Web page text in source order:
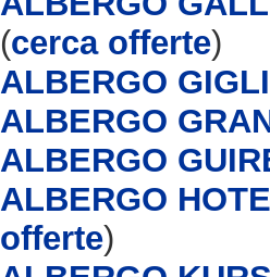
(cerca offerte)
ALBERGO
ALBERGO
ALBERGO
ALBERGO
offerte)